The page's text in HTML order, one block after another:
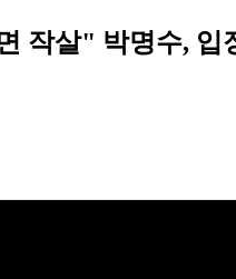
작살" 박명수, 입